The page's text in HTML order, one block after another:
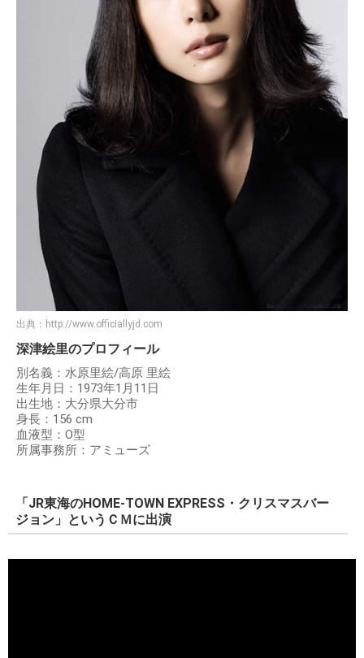
出典： http://www.officiallyjd.com
深津絵里のプロフィール
別名義：水原里絵/高原 里絵
生年月日：1973年1月11日
出生地：大分県大分市
身長：156 cm
血液型：O型
所属事務所：アミューズ
「JR東海のHOME-TOWN EXPRESS・クリスマスバー
ジョン」というＣＭに出演